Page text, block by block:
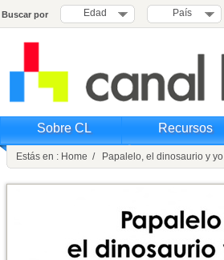
Buscar por Edad País
Sobre CL Recursos
Estás en : Home / Papalelo, el dinosaurio y yo